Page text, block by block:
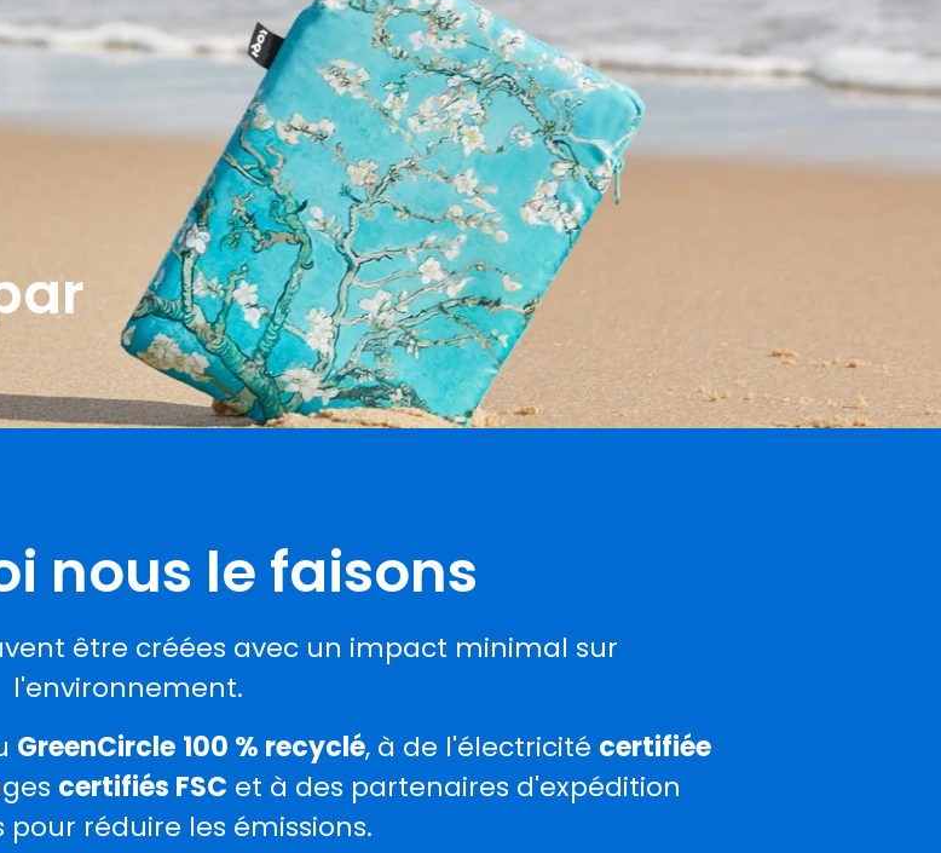
nous le faisons
être créées avec un impact minimal sur
l'environnement.
GreenCircle 100 % recyclé, à de l'électricité certifiée
certifiés FSC et à des partenaires d'expédition
pour réduire les émissions.